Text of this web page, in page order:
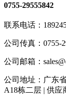
0755-29555842
联系电话：
公司传真： 0755-
公司邮箱：
公司地址： 广东
A18栋二层 | 供应